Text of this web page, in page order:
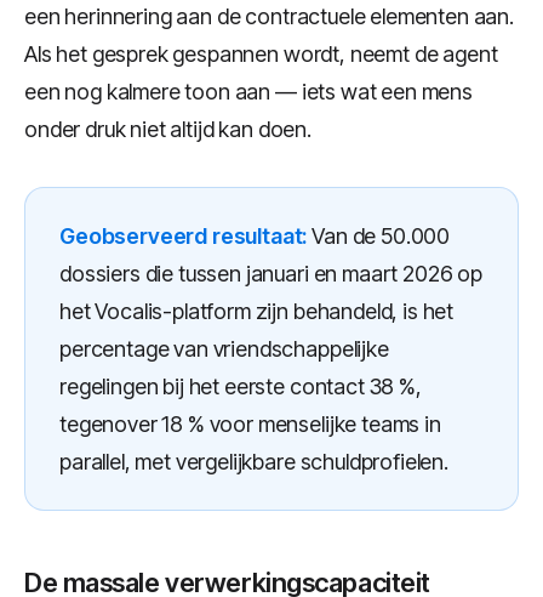
een herinnering aan de contractuele elementen aan.
Als het gesprek gespannen wordt, neemt de agent
een nog kalmere toon aan — iets wat een mens
onder druk niet altijd kan doen.
Geobserveerd resultaat:Van de 50.000
dossiers die tussen januari en maart 2026 op
het Vocalis-platform zijn behandeld, is het
percentage van vriendschappelijke
regelingen bij het eerste contact 38 %,
tegenover 18 % voor menselijke teams in
parallel, met vergelijkbare schuldprofielen.
De massale verwerkingscapaciteit